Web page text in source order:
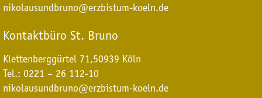
nikolausundbruno@erzbistum-koeln.de
Kontaktbüro St. Bruno
Klettenberggürtel 71,50939 Köln
Tel.: 0221 – 26 112-10
nikolausundbruno@erzbistum-koeln.de